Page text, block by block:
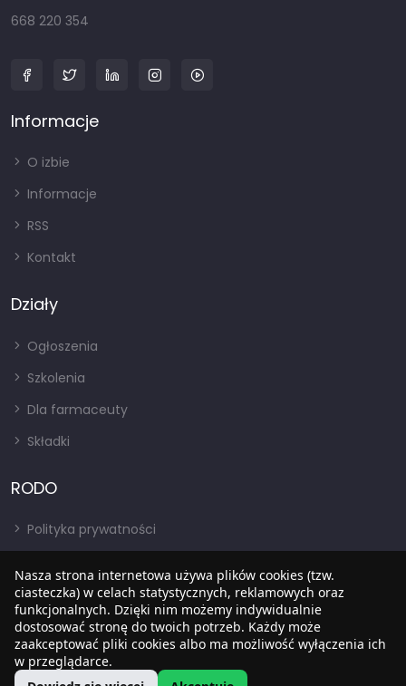
668 220 354
Informacje
O izbie
Informacje
RSS
Kontakt
Działy
Ogłoszenia
Szkolenia
Dla farmaceuty
Składki
RODO
Polityka prywatności
RODO
BIP
Nasza strona internetowa używa plików cookies (tzw.
ciasteczka) w celach statystycznych, reklamowych oraz
funkcjonalnych. Dzięki nim możemy indywidualnie
dostosować stronę do twoich potrzeb. Każdy może
zaakceptować pliki cookies albo ma możliwość wyłączenia ich
w przeglądarce.